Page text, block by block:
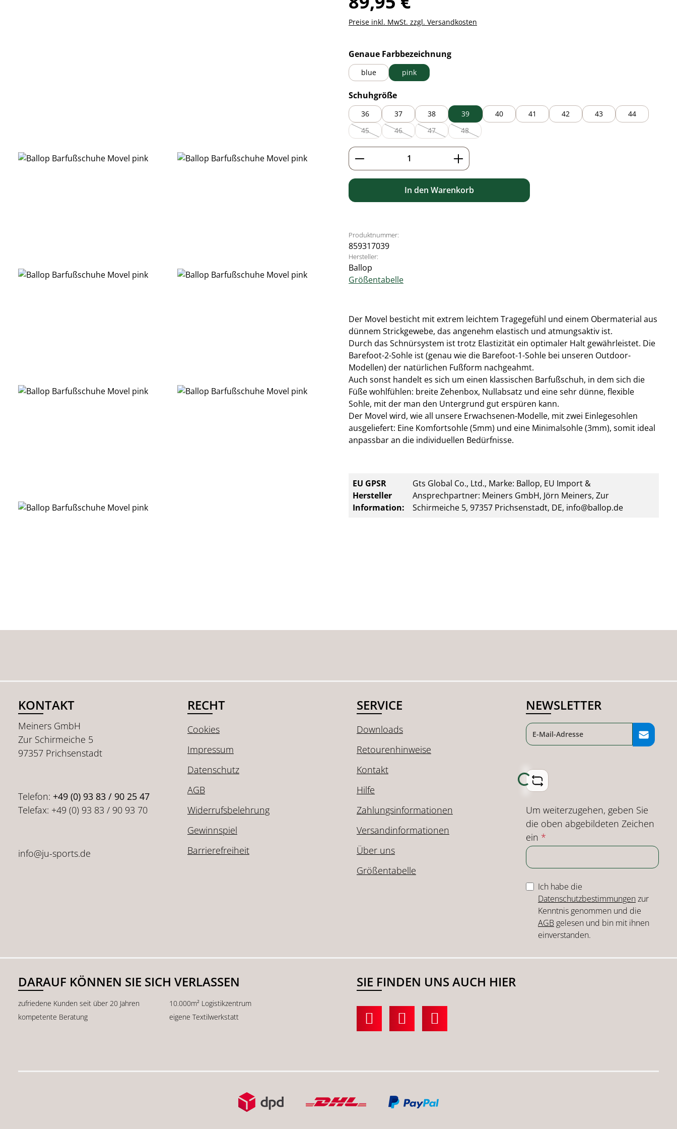
Preise inkl. MwSt. zzgl. Versandkosten
Genaue Farbbezeichnungauswählen
blue pink
Schuhgrößeauswählen
36 37 38 39 40 41 42 43
44
45
(Diese Option ist zurzeit nicht verfügbar.)
46
(Diese Option ist zurzeit nicht verfügbar.)
47
(Diese Option ist zurzeit nicht verfügbar.)
48
(Diese Option ist zurzeit nicht verfügbar.)
Produkt Anzahl: Gib den gewünschten Wert ein oder
In den Warenkorb
Produktnummer:
859317039
Hersteller:
Ballop
Größentabelle
Der Movel besticht mit extrem leichtem Tragegefühl und einem Obermaterial aus
dünnem Strickgewebe, das angenehm elastisch und atmungsaktiv ist.
Durch das Schnürsystem ist trotz Elastizität ein optimaler Halt gewährleistet. Die
Barefoot-2-Sohle ist (genau wie die Barefoot-1-Sohle bei unseren Outdoor-
Modellen) der natürlichen Fußform nachgeahmt.
Auch sonst handelt es sich um einen klassischen Barfußschuh, in dem sich die
Füße wohlfühlen: breite Zehenbox, Nullabsatz und eine sehr dünne, flexible
Sohle, mit der man den Untergrund gut erspüren kann.
Der Movel wird, wie all unsere Erwachsenen-Modelle, mit zwei Einlegesohlen
ausgeliefert: Eine Komfortsohle (5mm) und eine Minimalsohle (3mm), somit ideal
anpassbar an die individuellen Bedürfnisse.
EU GPSR
Hersteller
Information:
Gts Global Co., Ltd., Marke: Ballop, EU Import &
Ansprechpartner: Meiners GmbH, Jörn Meiners, Zur
Schirmeiche 5, 97357 Prichsenstadt, DE, info@ballop.de
KONTAKT
Meiners GmbH
Zur Schirmeiche 5
97357 Prichsenstadt
Telefon: +49 (0) 93 83 / 90 25 47
Telefax: +49 (0) 93 83 / 90 93 70
info@ju-sports.de
RECHT
Cookies
Impressum
Datenschutz
AGB
Widerrufsbelehrung
Gewinnspiel
Barrierefreiheit
SERVICE
Downloads
Retourenhinweise
Kontakt
Hilfe
Zahlungsinformationen
Versandinformationen
Über uns
Größentabelle
NEWSLETTER
Loading...
Um weiterzugehen, geben Sie
die oben abgebildeten Zeichen
ein *
Ich habe die
Datenschutzbestimmungenzur
Kenntnis genommen und die
AGB gelesen und bin mit ihnen
einverstanden.
DARAUF KÖNNEN SIE SICH VERLASSEN
zufriedene Kunden seit über 20 Jahren
10.000m² Logistikzentrum
kompetente Beratung
eigene Textilwerkstatt
SIE FINDEN UNS AUCH HIER